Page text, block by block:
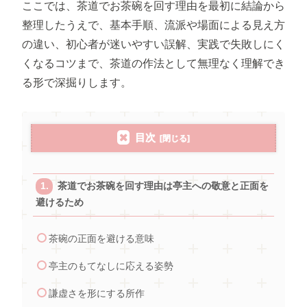
ここでは、茶道でお茶碗を回す理由を最初に結論から
整理したうえで、基本手順、流派や場面による見え方
の違い、初心者が迷いやすい誤解、実践で失敗しにく
くなるコツまで、茶道の作法として無理なく理解でき
る形で深掘りします。
目次
茶道でお茶碗を回す理由は亭主への敬意と正面を
避けるため
茶碗の正面を避ける意味
亭主のもてなしに応える姿勢
謙虚さを形にする所作